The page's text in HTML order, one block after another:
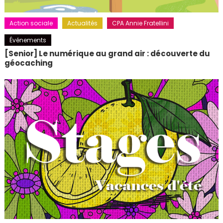
Action sociale Actualités
CPA Annie Fratellini
Événements
[Senior] Le numérique au grand air : découverte du
géocaching